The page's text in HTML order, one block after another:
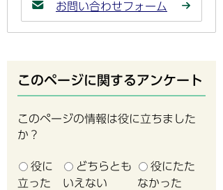
お問い合わせフォーム
このページに関するアンケート
このページの情報は役に立ちました
か？
役に
立った
どちらとも
いえない
役にたた
なかった